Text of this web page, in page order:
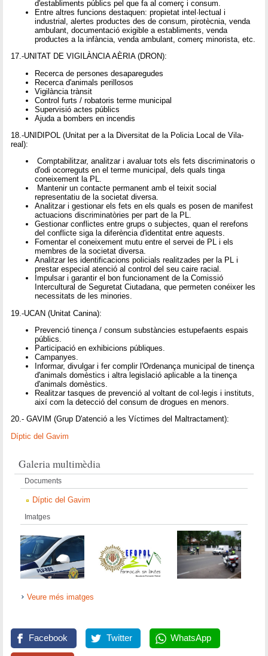
d'establiments públics pel que fa al comerç i consum.
Entre altres funcions destaquen: propietat intel·lectual i
industrial, alertes productes des de consum, pirotècnia, venda
ambulant, documentació exigible a establiments, venda
productes a la infància, venda ambulant, comerç minorista, etc.
17.-UNITAT DE VIGILÀNCIA AÈRIA (DRON):
Recerca de persones desaparegudes
Recerca d'animals perillosos
Vigilància trànsit
Control furts / robatoris terme municipal
Supervisió actes públics
Ajuda a bombers en incendis
18.-UNIDIPOL (Unitat per a la Diversitat de la Policia Local de Vila-
real):
Comptabilitzar, analitzar i avaluar tots els fets discriminatoris o
d'odi ocorreguts en el terme municipal, dels quals tinga
coneixement la PL.
Mantenir un contacte permanent amb el teixit social
representatiu de la societat diversa.
Analitzar i gestionar els fets en els quals es posen de manifest
actuacions discriminatòries per part de la PL.
Gestionar conflictes entre grups o subjectes, quan el rerefons
del conflicte siga la diferència d'identitat entre aquests.
Fomentar el coneixement mutu entre el servei de PL i els
membres de la societat diversa.
Analitzar les identificacions policials realitzades per la PL i
prestar especial atenció al control del seu caire racial.
Impulsar i garantir el bon funcionament de la Comissió
Intercultural de Seguretat Ciutadana, que permeten conéixer les
necessitats de les minories.
19.-UCAN (Unitat Canina):
Prevenció tinença / consum substàncies estupefaents espais
públics.
Participació en exhibicions públiques.
Campanyes.
Informar, divulgar i fer complir l'Ordenança municipal de tinença
d'animals domèstics i altra legislació aplicable a la tinença
d'animals domèstics.
Realitzar tasques de prevenció al voltant de col·legis i instituts,
així com la detecció del consum de drogues en menors.
20.- GAVIM (Grup D'atenció a les Víctimes del Maltractament):
Díptic del Gavim
Galeria multimèdia
Documents
Díptic del Gavim
Imatges
Veure més imatges
Facebook Twitter WhatsApp